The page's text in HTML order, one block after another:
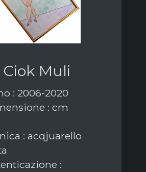
Muli
: 2006-2020
: cm
: acqjuarello
: